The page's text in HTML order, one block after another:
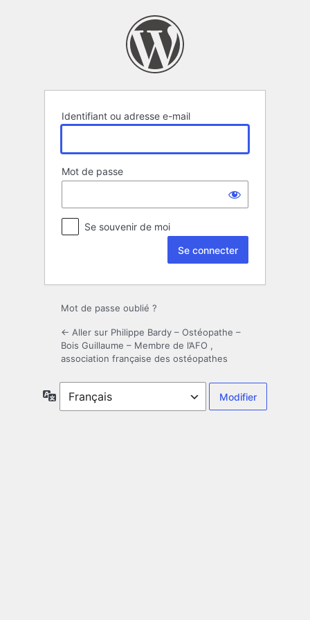
Identifiant ou adresse e-mail
Mot de passe
Se souvenir de moi
Mot de passe oublié ?
← Aller sur Philippe Bardy – Ostéopathe –
Bois Guillaume – Membre de l’AFO ,
association française des ostéopathes
Langue